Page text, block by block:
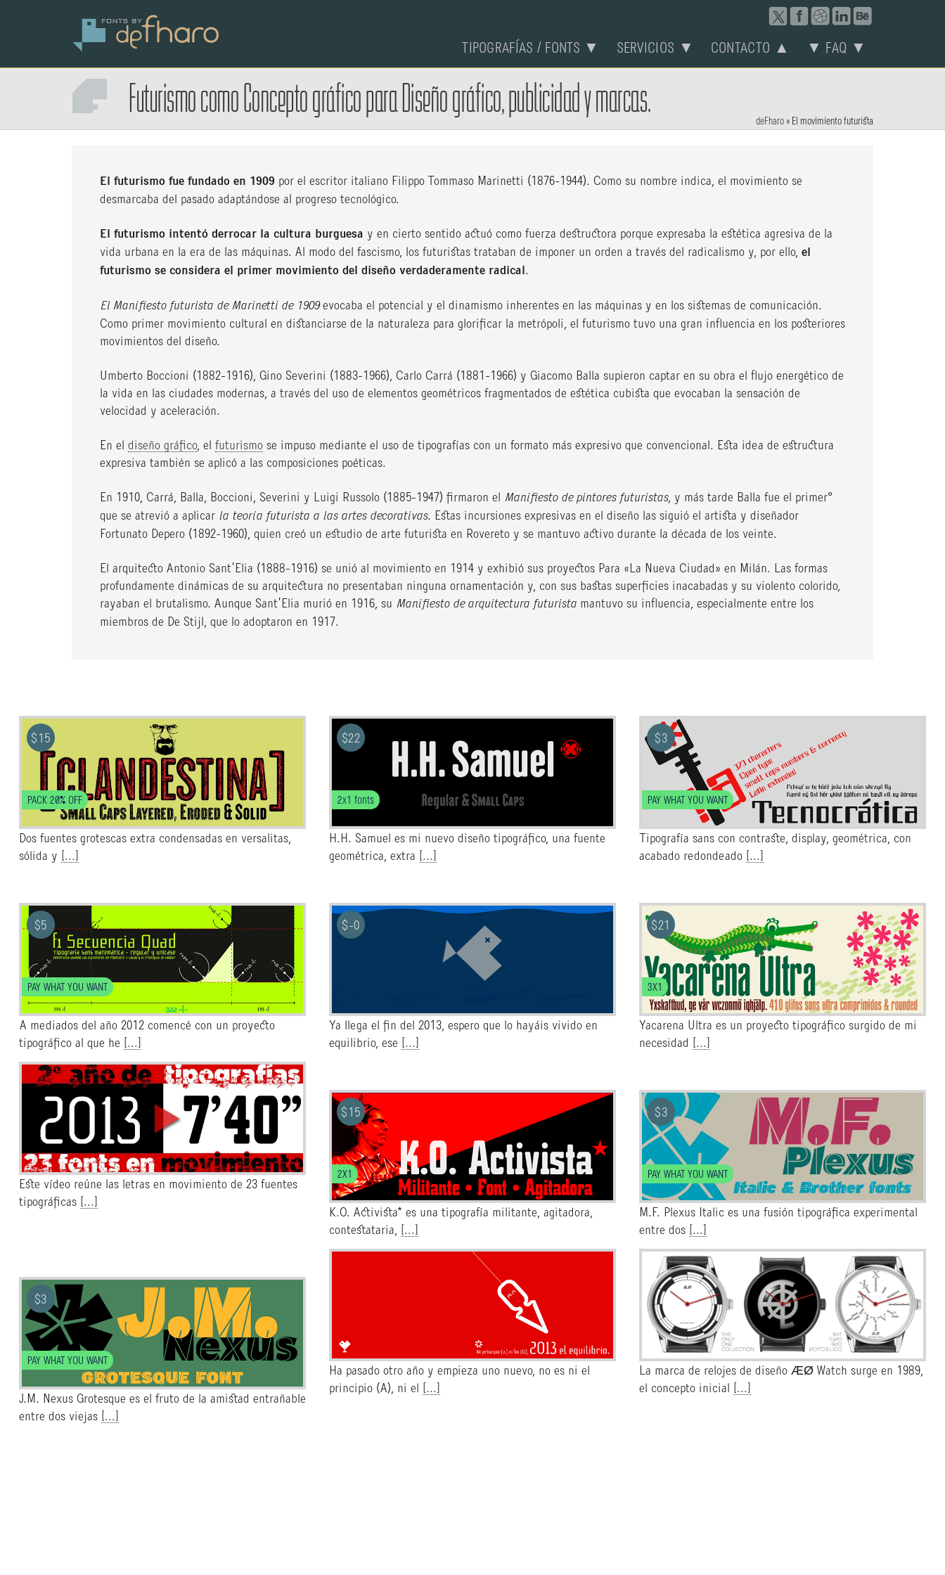
TIPOGRAFÍAS / FONTS ▼ SERVICIOS ▼ CONTACTO ▲ ▼ FAQ ▼
FuturismocomoConcepto gráficoparaDiseño gráfico, publicidad y marcas.
deFharo » El movimiento futurista
El futurismo fue fundado en 1909 por el escritor italiano Filippo Tommaso Marinetti (1876-1944). Como su nombre indica, el movimiento se
desmarcaba del pasado adaptándose al progreso tecnológico.
El futurismo intentó derrocar la cultura burguesa y en cierto sentido actuó como fuerza destructora porque expresaba la estética agresiva de la
vida urbana en la era de las máquinas. Al modo del fascismo, los futuristas trataban de imponer un orden a través del radicalismo y, por ello, el
futurismo se considera el primer movimiento del diseño verdaderamente radical.
El Manifiesto futurista de Marinetti de 1909evocaba el potencial y el dinamismo inherentes en las máquinas y en los sistemas de comunicación.
Como primer movimiento cultural en distanciarse de la naturaleza para glorificar la metrópoli, el futurismo tuvo una gran influencia en los posteriores
movimientos del diseño.
Umberto Boccioni (1882-1916), Gino Severini (1883-1966), Carlo Carrá (1881-1966) y Giacomo Balla supieron captar en su obra el flujo energético de
la vida en las ciudades modernas, a través del uso de elementos geométricos fragmentados de estética cubista que evocaban la sensación de
velocidad y aceleración.
En el diseño gráfico, el futurismo se impuso mediante el uso de tipografías con un formato más expresivo que convencional. Esta idea de estructura
expresiva también se aplicó a las composiciones poéticas.
En 1910, Carrá, Balla, Boccioni, Severini y Luigi Russolo (1885-1947) firmaron el Manifiesto de pintores futuristas, y más tarde Balla fue el primer°
que se atrevió a aplicar la teoría futurista a las artes decorativas. Estas incursiones expresivas en el diseño las siguió el artista y diseñador
Fortunato Depero (1892-1960), quien creó un estudio de arte futurista en Rovereto y se mantuvo activo durante la década de los veinte.
El arquitecto Antonio Sant’Elia (1888-1916) se unió al movimiento en 1914 y exhibió sus proyectos Para «La Nueva Ciudad» en Milán. Las formas
profundamente dinámicas de su arquitectura no presentaban ninguna ornamentación y, con sus bastas superficies inacabadas y su violento colorido,
rayaban el brutalismo. Aunque Sant’Elia murió en 1916, su Manifiesto de arquitectura futurista mantuvo su influencia, especialmente entre los
miembros de De Stijl, que lo adoptaron en 1917.
$15
PACK 20% OFF
Dos fuentes grotescas extra condensadas en versalitas,
sólida y
[...]
$22
2x1 fonts
H.H. Samuel es mi nuevo diseño tipográfico, una fuente
geométrica, extra
[...]
$3
PAY WHAT YOU WANT
Tipografía sans con contraste, display, geométrica, con
acabado redondeado
[...]
$5
PAY WHAT YOU WANT
A mediados del año 2012 comencé con un proyecto
tipográfico al que he
[...]
$-0
Ya llega el fin del 2013, espero que lo hayáis vivido en
equilibrio, ese
[...]
$21
3X1
Yacarena Ultra es un proyecto tipográfico surgido de mi
necesidad
[...]
Este vídeo reúne las letras en movimiento de 23 fuentes
tipográficas
[...]
$15
2X1
K.O. Activista* es una tipografía militante, agitadora,
contestataria,
[...]
$3
PAY WHAT YOU WANT
M.F. Plexus Italic es una fusión tipográfica experimental
entre dos
[...]
$3
PAY WHAT YOU WANT
J.M. Nexus Grotesque es el fruto de la amistad entrañable
entre dos viejas
[...]
Ha pasado otro año y empieza uno nuevo, no es ni el
principio (A), ni el
[...]
La marca de relojes de diseño ÆØ Watch surge en 1989,
el concepto inicial
[...]